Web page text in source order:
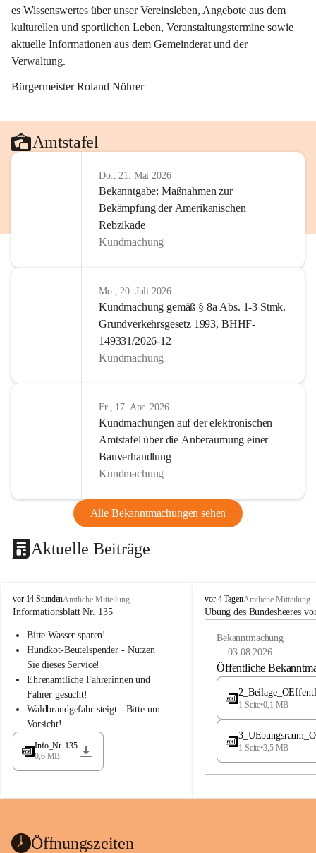
es Wissenswertes über unser Vereinsleben, Angebote aus dem
kulturellen und sportlichen Leben, Veranstaltungstermine sowie
aktuelle Informationen aus dem Gemeinderat und der
Verwaltung.
Bürgermeister Roland Nöhrer
Amtstafel
Do., 21. Mai 2026
Bekanntgabe: Maßnahmen zur
Bekämpfung der Amerikanischen
Rebzikade
Kundmachung
Mo., 20. Juli 2026
Kundmachung gemäß § 8a Abs. 1-3 Stmk.
Grundverkehrsgesetz 1993, BHHF-
149331/2026-12
Kundmachung
Fr., 17. Apr. 2026
Kundmachungen auf der elektronischen
Amtstafel über die Anberaumung einer
Bauverhandlung
Kundmachung
Alle Bekanntmachungen sehen
Aktuelle Beiträge
B
u
h
a
d
l
a
vor 14 StundenAmtliche Mitteilung
Informationsblatt Nr. 135
Bitte Wasser sparen!
Hundkot-Beutelspender - Nutzen
Sie dieses Service!
Ehrenamtliche Fahrerinnen und
Fahrer gesucht!
Waldbrandgefahr steigt - Bitte um
Vorsicht!
Info_Nr. 135
0,6 MB
B
u
e
a
vor 4 TagenAmtliche Mitteilung
Übung des Bundesheeres
Bekanntmachung
03.08.2026
Öffentliche
1 Seite•0,1 MB
1 Seite•3,5 MB
Öffnungszeiten